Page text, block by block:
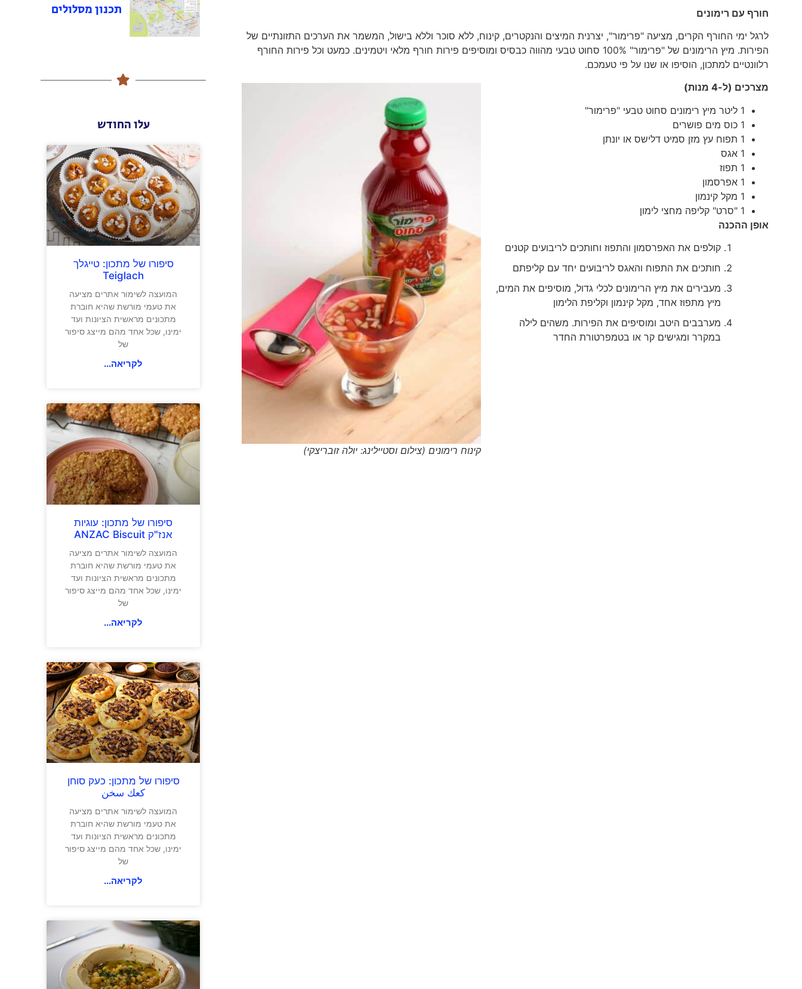
חורף עם רימונים
לרגל ימי החורף הקרים, מציעה "פרימור", יצרנית המיצים והנקטרים, קינוח, ללא סוכר וללא בישול, המשמר את הערכים התזונתיים של
הפירות. מיץ הרימונים של "פרימור" 100% סחוט טבעי מהווה כבסיס ומוסיפים פירות חורף מלאי ויטמינים. כמעט וכל פירות החורף
רלוונטיים למתכון, הוסיפו או שנו על פי טעמכם.
קינוח רימונים (צילום וסטיילינג: יולה זובריצקי)
מצרכים (ל-4 מנות)
1 ליטר מיץ רימונים סחוט טבעי "פרימור"
1 כוס מים פושרים
1 תפוח עץ מזן סמיט דלישס או יונתן
1 אגס
1 תפוז
1 אפרסמון
1 מקל קינמון
1 "סרט" קליפה מחצי לימון
אופן ההכנה
קולפים את האפרסמון והתפוז וחותכים לריבועים קטנים
חותכים את התפוח והאגס לריבועים יחד עם קליפתם
מעבירים את מיץ הרימונים לכלי גדול, מוסיפים את המים,
מיץ מתפוז אחד, מקל קינמון וקליפת הלימון
מערבבים היטב ומוסיפים את הפירות. משהים לילה
במקרר ומגישים קר או בטמפרטורת החדר
תכנון מסלולים
עלו החודש
סיפורו של מתכון: טייגלך
Teiglach
המועצה לשימור אתרים מציעה
את טעמי מורשת שהיא חוברת
מתכונים מראשית הציונות ועד
ימינו, שכל אחד מהם מייצג סיפור
של
לקריאה...
סיפורו של מתכון: עוגיות
אנז"ק ANZAC Biscuit
המועצה לשימור אתרים מציעה
את טעמי מורשת שהיא חוברת
מתכונים מראשית הציונות ועד
ימינו, שכל אחד מהם מייצג סיפור
של
לקריאה...
סיפורו של מתכון: כעק סוחן
كعك سخن
המועצה לשימור אתרים מציעה
את טעמי מורשת שהיא חוברת
מתכונים מראשית הציונות ועד
ימינו, שכל אחד מהם מייצג סיפור
של
לקריאה...